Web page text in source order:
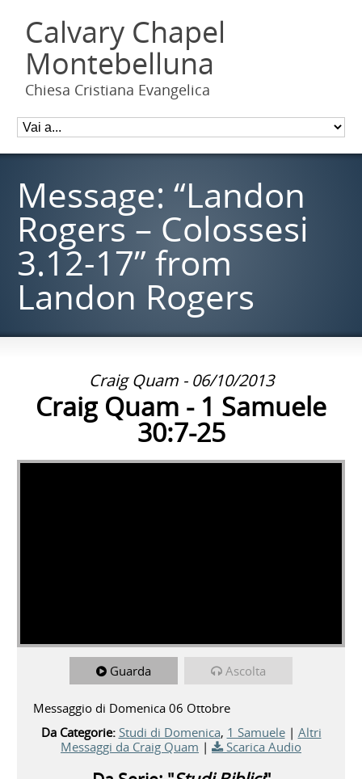
Calvary Chapel
Montebelluna
Chiesa Cristiana Evangelica
Message: “Landon
Rogers – Colossesi
3.12-17” from
Landon Rogers
Craig Quam - 06/10/2013
Craig Quam - 1 Samuele
30:7-25
Guarda Ascolta
Messaggio di Domenica 06 Ottobre
Da Categorie: Studi di Domenica, 1 Samuele| Altri
Messaggi da Craig Quam | Scarica Audio